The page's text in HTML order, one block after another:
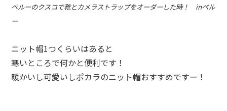
ペルーのクスコで靴とカメラストラップをオーダーした時！ inペル
ー
ニット帽1つくらいはあると
寒いところで何かと便利です！
暖かいし可愛いしポカラのニット帽おすすめですー！